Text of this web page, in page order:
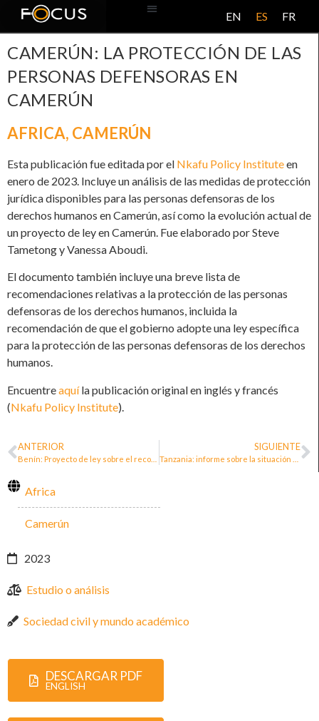
EN ES FR
CAMERÚN: LA PROTECCIÓN DE LAS
PERSONAS DEFENSORAS EN
CAMERÚN
AFRICA, CAMERÚN
Esta publicación fue editada por el Nkafu Policy Instituteen
enero de 2023. Incluye un análisis de las medidas de protección
jurídica disponibles para las personas defensoras de los
derechos humanos en Camerún, así como la evolución actual de
un proyecto de ley en Camerún. Fue elaborado por Steve
Tametong y Vanessa Aboudi.
El documento también incluye una breve lista de
recomendaciones relativas a la protección de las personas
defensoras de los derechos humanos, incluida la
recomendación de que el gobierno adopte una ley específica
para la protección de las personas defensoras de los derechos
humanos.
Encuentreaquíla publicación original en inglés y francés
(Nkafu Policy Institute).
ANTERIOR SIGUIENTE
Africa
Camerún
2023
Estudio o análisis
Sociedad civil y mundo académico
DESCARGAR PDF
ENGLISH